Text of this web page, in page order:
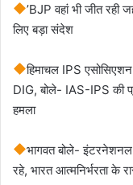
’BJP वहां भी जीत रही
लिए बड़ा संदेश
हिमाचल IPS
DIG, बोले- IAS-IPS की
हमला
भागवत बोले- इंटरनेशनल
रहे, भारत आत्मनिर्भरता के